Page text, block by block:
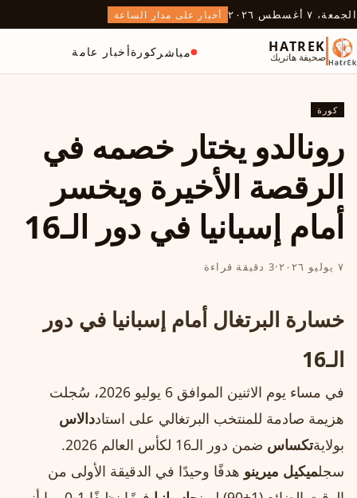
الجمعة، ٧ أغسطس ٢٠٢٦ أخبار على مدار الساعة
HATREK
صحيفة هاتريك مباشر كورةأخبار عامة
كورة
رونالدو يختار خصمه في
الرقصة الأخيرة ويخسر
أمام إسبانيا في دور الـ16
٧ يوليو ٢٠٢٦ ·3 دقيقة قراءة
خسارة البرتغال أمام إسبانيا في دور
الـ16
في مساء يوم الاثنين الموافق 6 يوليو 2026، سُجلت
هزيمة صادمة للمنتخب البرتغالي على استاددالاس
بولايةتكساس
ضمن دور الـ16 لكأس العالم 2026.
سجلميكيل ميرينو هدفًا وحيدًا في الدقيقة الأولى من